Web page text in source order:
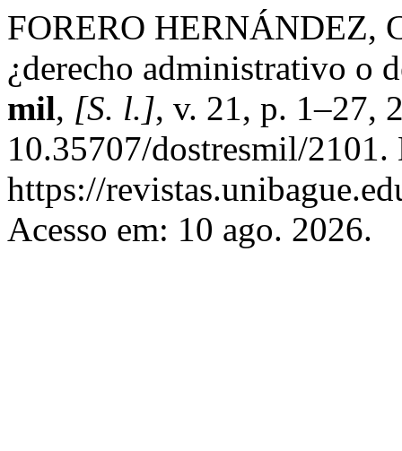
FORERO HERNÁNDEZ,
¿derecho administrativo o
mil, [S. l.], v. 21, p. 1–27,
10.35707/dostresmil/
https://
Acesso em: 10 ago. 2026.